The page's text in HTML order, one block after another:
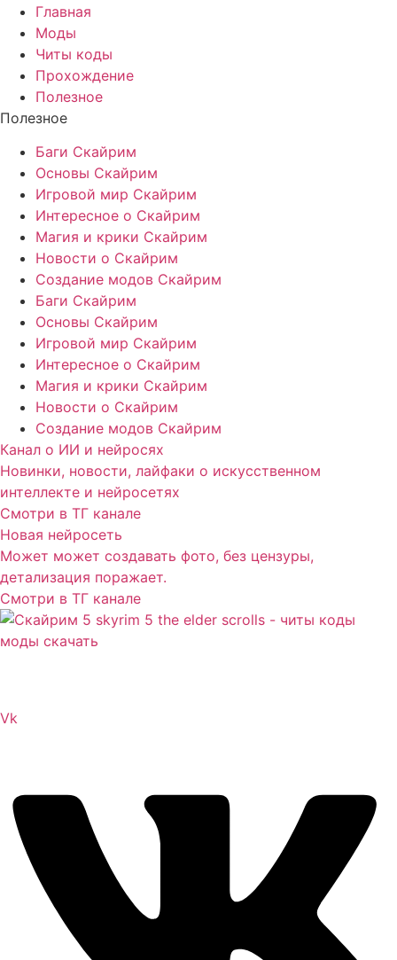
Главная
Моды
Читы коды
Прохождение
Полезное
Полезное
Баги Скайрим
Основы Скайрим
Игровой мир Скайрим
Интересное о Скайрим
Магия и крики Скайрим
Новости о Скайрим
Создание модов Скайрим
Баги Скайрим
Основы Скайрим
Игровой мир Скайрим
Интересное о Скайрим
Магия и крики Скайрим
Новости о Скайрим
Создание модов Скайрим
Канал о ИИ и нейросях
Новинки, новости, лайфаки о искусственном
интеллекте и нейросетях
Смотри в ТГ канале
Новая нейросеть
Может может создавать фото, без цензуры,
детализация поражает.
Смотри в ТГ канале
Vk